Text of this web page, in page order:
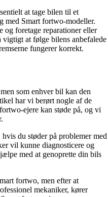
at tage bilen til et
med Smart fortwo-modeller.
og foretage reparationer eller
at følge bilens anbefalede
fungerer korrekt.
som enhver bil kan den
har vi berørt nogle af de
ejere kan støde på, og vi
du støder på problemer med
vil kunne diagnosticere og
med at genoprette din bils
fortwo, men efter at
mekaniker, kører